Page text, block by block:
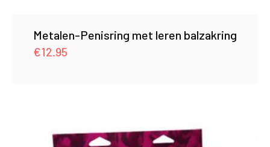
Metalen-Penisring met leren balzakring
€12.95